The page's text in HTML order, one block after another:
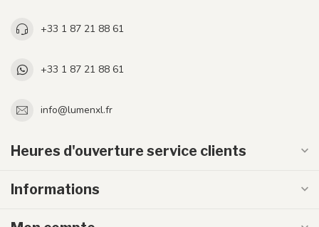
+33 1 87 21 88 61
+33 1 87 21 88 61
info@lumenxl.fr
Heures d'ouverture service clients
Informations